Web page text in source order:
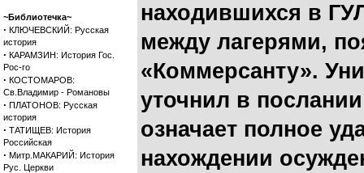
~Библиотечка~
· КЛЮЧЕВСКИЙ: Русская
история
· КАРАМЗИН: История Гос.
Рос-го
· КОСТОМАРОВ:
Св.Владимир - Романовы
· ПЛАТОНОВ: Русская
история
· ТАТИЩЕВ: История
Российская
· Митр.МАКАРИЙ: История
Рус. Церкви
находившихся в
между лагерями,
«Коммерсанту».
уточнил в
означает полное
нахождении